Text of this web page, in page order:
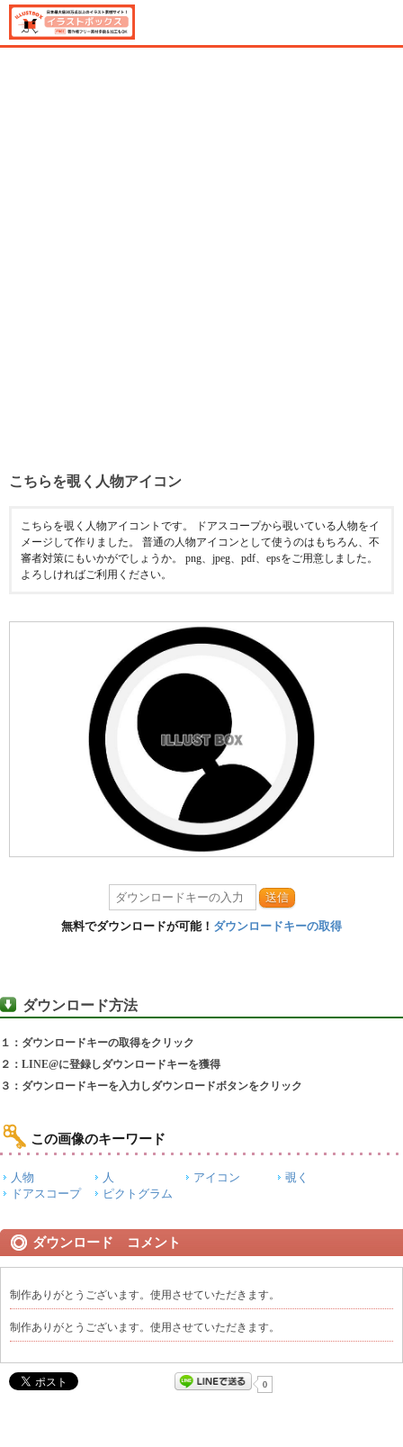
こちらを覗く人物アイコン
こちらを覗く人物アイコントです。 ドアスコープから覗いている人物をイ
メージして作りました。 普通の人物アイコンとして使うのはもちろん、不
審者対策にもいかがでしょうか。 png、jpeg、pdf、epsをご用意しました。
よろしければご利用ください。
送信
無料でダウンロードが可能！ ダウンロードキーの取得
ダウンロード方法
１：ダウンロードキーの取得をクリック
２：LINE@に登録しダウンロードキーを獲得
３：ダウンロードキーを入力しダウンロードボタンをクリック
この画像のキーワード
人物 人 アイコン
覗く
ドアスコープ
ピクトグラム
ダウンロード コメント
制作ありがとうございます。使用させていただきます。
制作ありがとうございます。使用させていただきます。
0